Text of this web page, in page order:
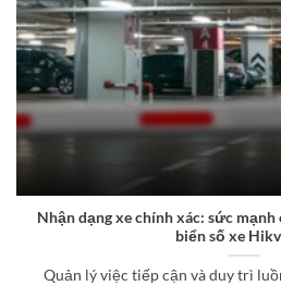
Nhận dạng xe chính xác: sức mạnh
biển số xe
Quản lý việc tiếp cận và duy trì